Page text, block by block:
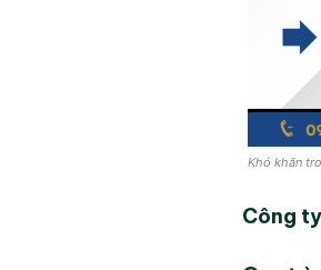
Khó khăn
Công